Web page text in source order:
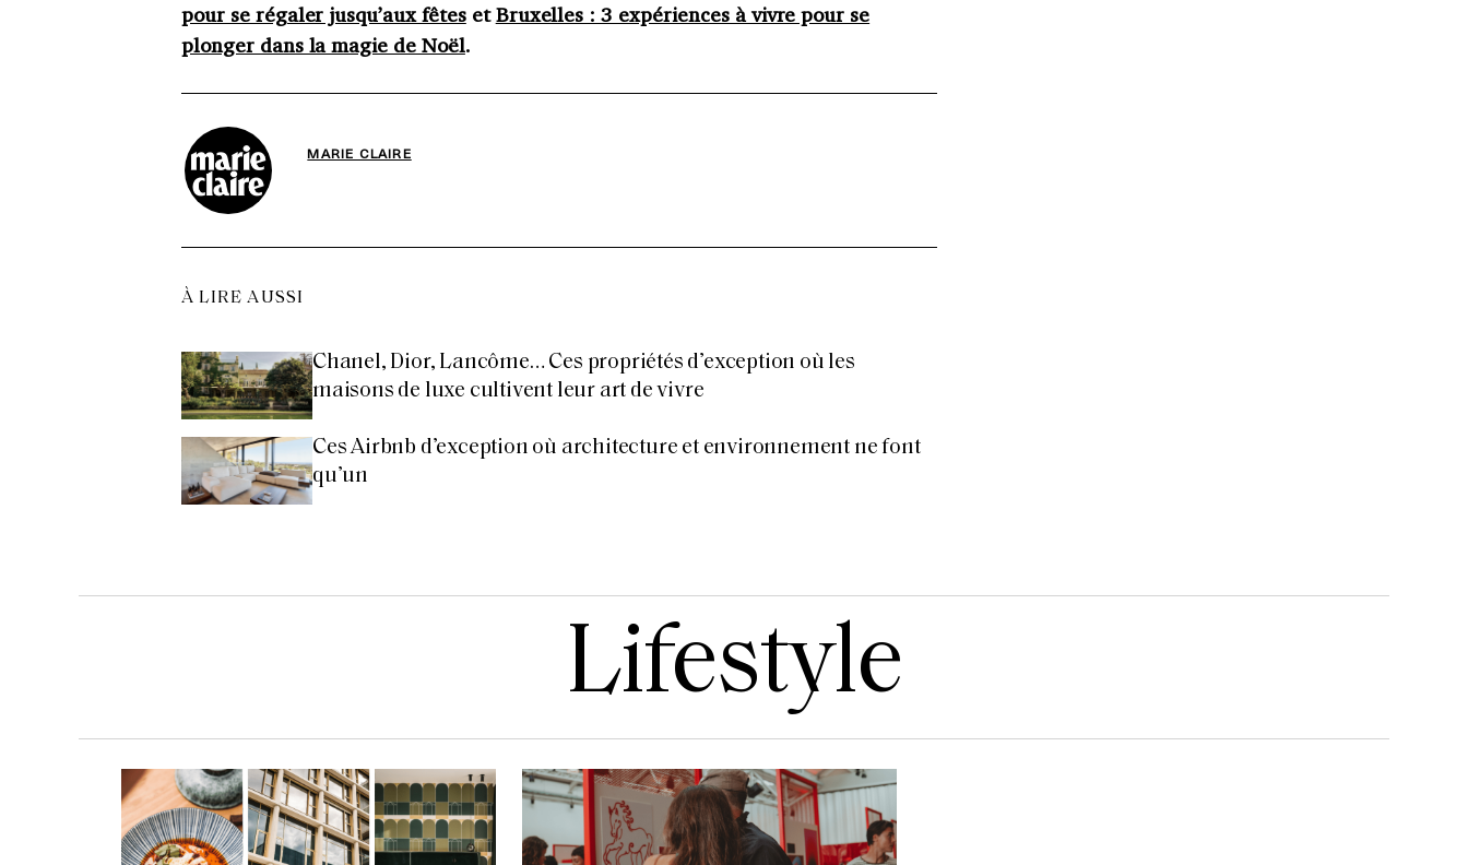
pour se régaler jusqu’aux fêtesetBruxelles : 3 expériences à vivre pour se
plonger dans la magie de Noël.
MARIE CLAIRE
À LIRE AUSSI
Chanel, Dior, Lancôme… Ces propriétés d’exception où les
maisons de luxe cultivent leur art de vivre
Ces Airbnb d’exception où architecture et environnement ne font
qu’un
Lifestyle